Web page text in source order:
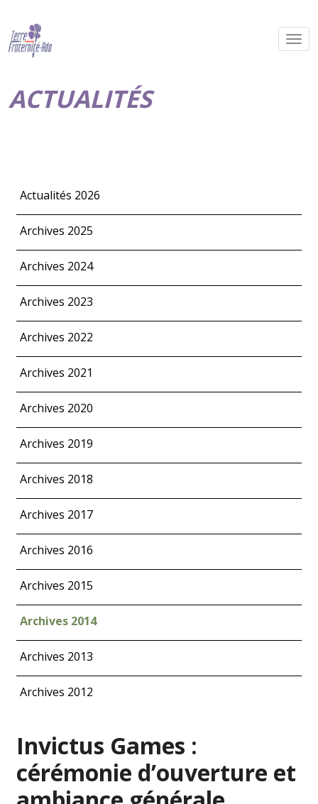
ACTUALITÉS
Actualités 2026
Archives 2025
Archives 2024
Archives 2023
Archives 2022
Archives 2021
Archives 2020
Archives 2019
Archives 2018
Archives 2017
Archives 2016
Archives 2015
Archives 2014
Archives 2013
Archives 2012
Invictus Games :
cérémonie d’ouverture et